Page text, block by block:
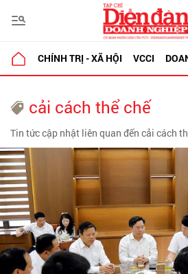
CHÍNH TRỊ - XÃ HỘI VCCI
cải cách thể chế
Tin tức cập nhật liên quan đến cải cách